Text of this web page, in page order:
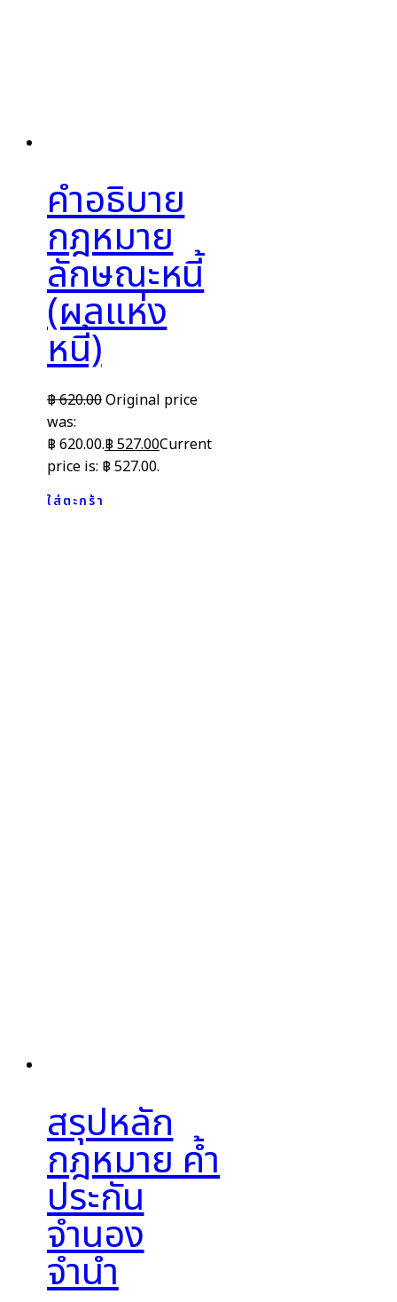
คำอธิบาย
กฎหมาย
ลักษณะหนี้
(ผลแห่ง
หนี้)
฿620.00Original price
was:
฿ 620.00.฿527.00Current
price is: ฿ 527.00.
ใส่ตะกร้า
สรุปหลัก
กฎหมาย ค้ำ
ประกัน
จำนอง
จำนำ